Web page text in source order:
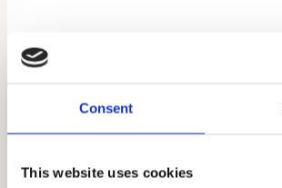
Consent
This website uses cookies